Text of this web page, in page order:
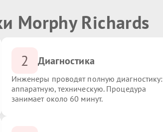
Morphy Richards
2 Диагностика
Инженеры проводят полную диагностику:
аппаратную, техническую. Процедура
занимает около 60 минут.